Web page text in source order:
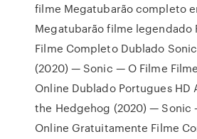
filme Megatubarão completo
Megatubarão filme legendado
Filme Completo Dublado
(2020) — Sonic — O Filme
Online Dublado Portugues HD
the Hedgehog (2020) — Sonic
Online Gratuitamente Filme